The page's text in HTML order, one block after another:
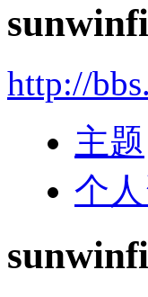
http://
主题
个